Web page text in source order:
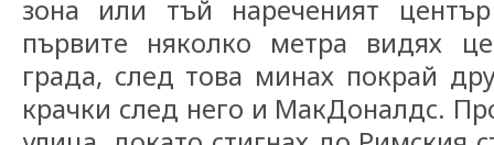
зона или тъй нареченият
първите няколко метра видях
града, след това минах покрай
крачки след него и МакДоналдс.